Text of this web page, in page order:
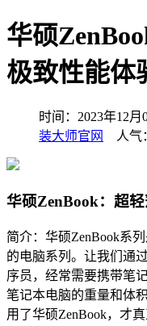
华硕
极致性能体
时间：2023年12
装大师官网
人气
华硕ZenBook：超轻
简介：华硕ZenBook系
的电脑系列。让我们通
序员，经常需要携带笔
笔记本电脑的重量和体
用了华硕ZenBook，才